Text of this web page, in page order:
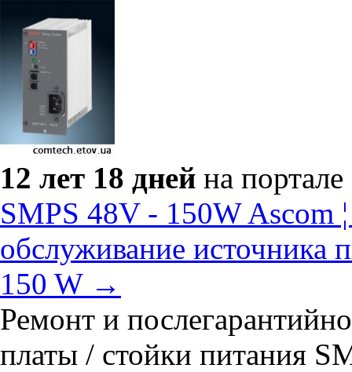
12 лет 18 дней на портале
SMPS 48V - 150W Ascom
обслуживание источника
150 W →
Ремонт и
платы / стойки питания